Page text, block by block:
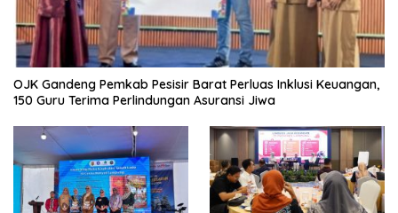
OJK Gandeng Pemkab Pesisir Barat Perluas Inklusi Keuangan,
150 Guru Terima Perlindungan Asuransi Jiwa